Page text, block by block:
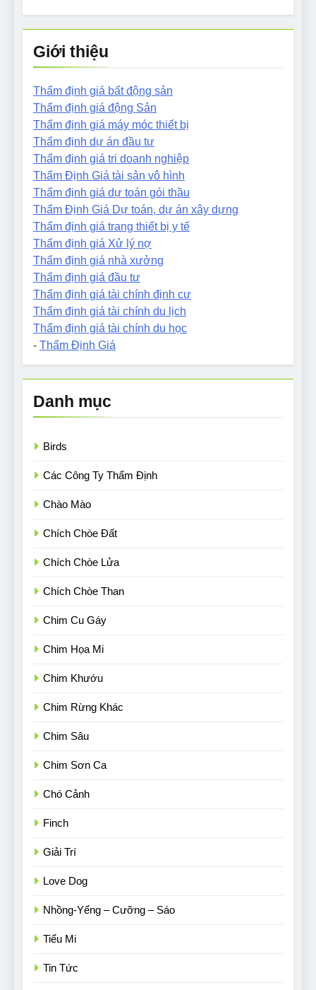
Giới thiệu
Thẩm định giá bất động sản
Thẩm định giá động Sản
Thẩm định giá máy móc thiết bị
Thẩm định dự án đầu tư
Thẩm định giá tri doanh nghiệp
Thẩm Định Giá tài sản vô hình
Thẩm định giá dự toán gói thầu
Thẩm Định Giá Dự toán, dự án xây dựng
Thẩm định giá trang thiết bị y tế
Thẩm định giá Xử lý nợ
Thẩm định giá nhà xưởng
Thẩm định giá đầu tư
Thẩm định giá tài chính định cư
Thẩm định giá tài chính du lịch
Thẩm định giá tài chính du học
- Thẩm Định Giá
Danh mục
Birds
Các Công Ty Thẩm Định
Chào Mào
Chích Chòe Đất
Chích Chòe Lửa
Chích Chòe Than
Chim Cu Gáy
Chim Họa Mi
Chim Khướu
Chim Rừng Khác
Chim Sâu
Chim Sơn Ca
Chó Cảnh
Finch
Giải Trí
Love Dog
Nhồng-Yểng – Cưỡng – Sáo
Tiểu Mi
Tin Tức